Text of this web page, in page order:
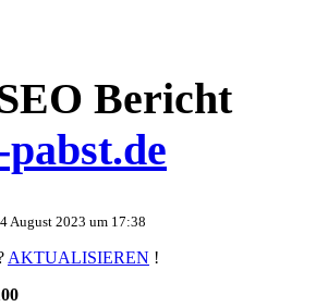
Bericht
August 2023 um 17:38
AKTUALISIEREN !